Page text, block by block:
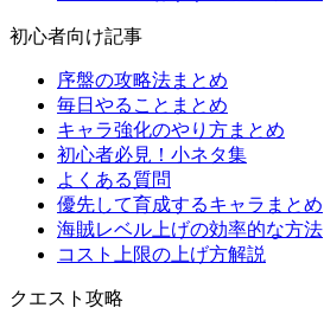
初心者向け記事
序盤の攻略法まとめ
毎日やることまとめ
キャラ強化のやり方まとめ
初心者必見！小ネタ集
よくある質問
優先して育成するキャラまとめ
海賊レベル上げの効率的な方法
コスト上限の上げ方解説
クエスト攻略